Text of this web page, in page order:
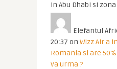
in Abu Dhabi si
Elefantul
20:37 on Wizz Air a
Romania si are
va urma ?